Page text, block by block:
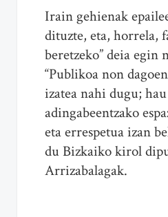
Irain gehienak
dituzte, eta, horrela,
beretzeko” deia egin
“Publikoa non
izatea nahi dugu; hau
adingabeentzako
eta errespetua izan
du Bizkaiko kirol
Arrizabalagak.